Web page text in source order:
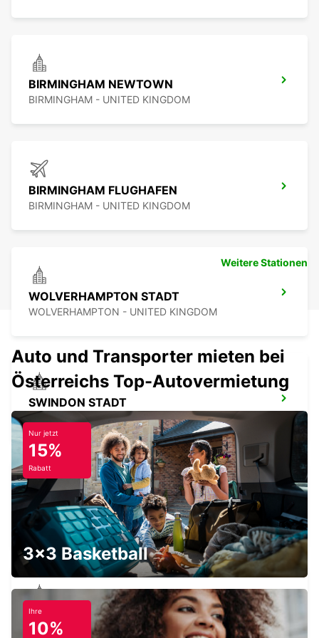
BIRMINGHAM NEWTOWN
BIRMINGHAM - UNITED KINGDOM
BIRMINGHAM FLUGHAFEN
BIRMINGHAM - UNITED KINGDOM
WOLVERHAMPTON STADT
WOLVERHAMPTON - UNITED KINGDOM
SWINDON STADT
SWINDON - UNITED KINGDOM
OXFORD STADT
OXFORD - UNITED KINGDOM
TREDEGAR STADT
TREDEGAR - UNITED KINGDOM
Weitere Stationen
Auto und Transporter mieten bei
Österreichs Top-Autovermietung
Nur jetzt
15%
Rabatt
3x3 Basketball
Ihre
10%